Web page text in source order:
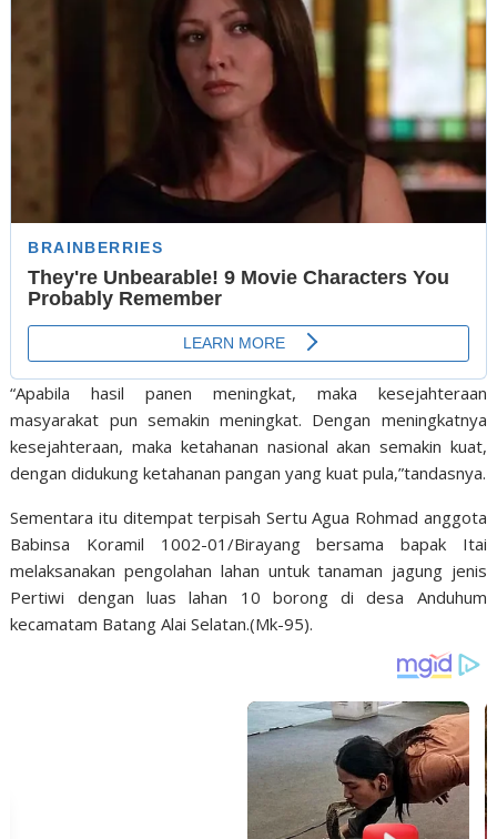
“Apabila hasil panen meningkat, maka kesejahteraan
masyarakat pun semakin meningkat. Dengan meningkatnya
kesejahteraan, maka ketahanan nasional akan semakin kuat,
dengan didukung ketahanan pangan yang kuat pula,”tandasnya.
Sementara itu ditempat terpisah Sertu Agua Rohmad anggota
Babinsa Koramil 1002-01/Birayang bersama bapak Itai
melaksanakan pengolahan lahan untuk tanaman jagung jenis
Pertiwi dengan luas lahan 10 borong di desa Anduhum
kecamatam Batang Alai Selatan.(Mk-95).